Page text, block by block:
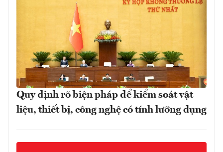
Quy định rõ biện pháp để kiểm soát vật
liệu, thiết bị, công nghệ có tính lưỡng dụng